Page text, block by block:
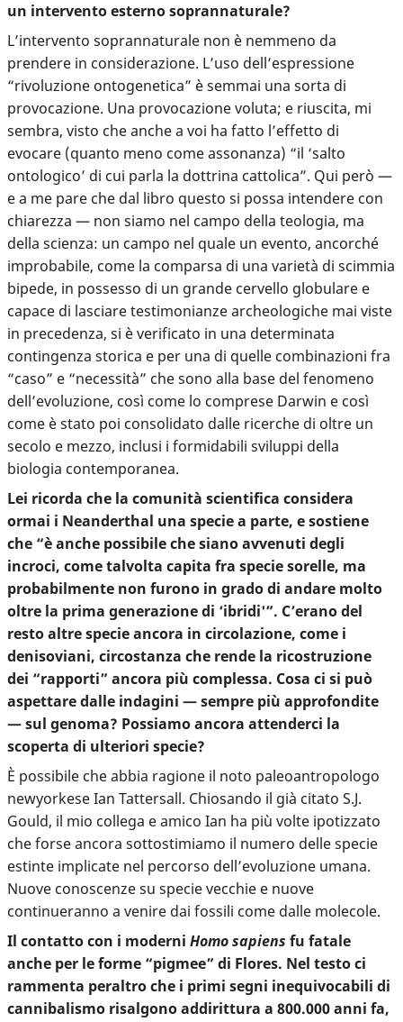
un intervento esterno soprannaturale?
L’intervento soprannaturale non è nemmeno da
prendere in considerazione. L’uso dell’espressione
“rivoluzione ontogenetica” è semmai una sorta di
provocazione. Una provocazione voluta; e riuscita, mi
sembra, visto che anche a voi ha fatto l’effetto di
evocare (quanto meno come assonanza) “il ‘salto
ontologico’ di cui parla la dottrina cattolica”. Qui però —
e a me pare che dal libro questo si possa intendere con
chiarezza — non siamo nel campo della teologia, ma
della scienza: un campo nel quale un evento, ancorché
improbabile, come la comparsa di una varietà di scimmia
bipede, in possesso di un grande cervello globulare e
capace di lasciare testimonianze archeologiche mai viste
in precedenza, si è verificato in una determinata
contingenza storica e per una di quelle combinazioni fra
“caso” e “necessità” che sono alla base del fenomeno
dell’evoluzione, così come lo comprese Darwin e così
come è stato poi consolidato dalle ricerche di oltre un
secolo e mezzo, inclusi i formidabili sviluppi della
biologia contemporanea.
Lei ricorda che la comunità scientifica considera
ormai i Neanderthal una specie a parte, e sostiene
che “è anche possibile che siano avvenuti degli
incroci, come talvolta capita fra specie sorelle, ma
probabilmente non furono in grado di andare molto
oltre la prima generazione di ‘ibridi'”. C’erano del
resto altre specie ancora in circolazione, come i
denisoviani, circostanza che rende la ricostruzione
dei “rapporti” ancora più complessa. Cosa ci si può
aspettare dalle indagini — sempre più approfondite
— sul genoma? Possiamo ancora attenderci la
scoperta di ulteriori specie?
È possibile che abbia ragione il noto paleoantropologo
newyorkese Ian Tattersall. Chiosando il già citato S.J.
Gould, il mio collega e amico Ian ha più volte ipotizzato
che forse ancora sottostimiamo il numero delle specie
estinte implicate nel percorso dell’evoluzione umana.
Nuove conoscenze su specie vecchie e nuove
continueranno a venire dai fossili come dalle molecole.
Il contatto con i moderni Homo sapiens fu fatale
anche per le forme “pigmee” di Flores. Nel testo ci
rammenta peraltro che i primi segni inequivocabili di
cannibalismo risalgono addirittura a 800.000 anni fa,